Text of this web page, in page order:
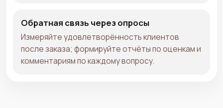
Обратная связь через опросы
Измеряйте удовлетворённость клиентов
после заказа; формируйте отчёты по оценкам и
комментариям по каждому вопросу.